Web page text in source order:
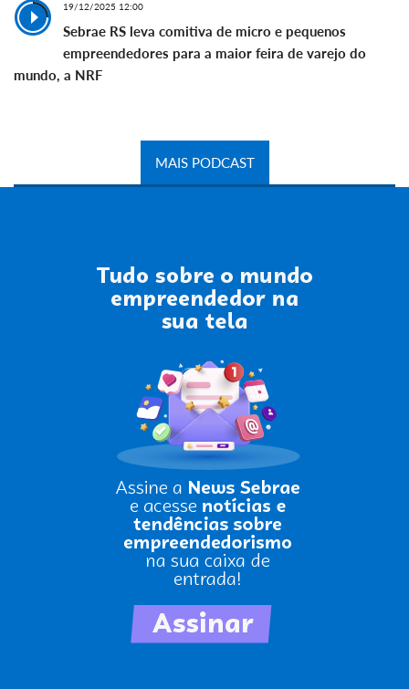
19/12/2025 12:00
Sebrae RS leva comitiva de micro e pequenos
empreendedores para a maior feira de varejo do
mundo, a NRF
MAIS PODCAST